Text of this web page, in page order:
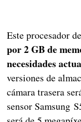
Este procesador
por 2 GB de
necesidades
versiones de
cámara trasera
sensor Samsung